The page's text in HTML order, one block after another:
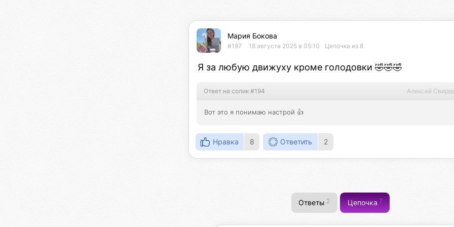
Мария Бокова
#197 18 августа 2025 в 05:10 Цепочка из 8
Я за любую движуху кроме голодовки 🤣🤣🤣
Ответ на солик #194 Алексей
Вот это я понимаю настрой 👍
Нравка 8 Ответить 2
Ответы2 Цепочка7